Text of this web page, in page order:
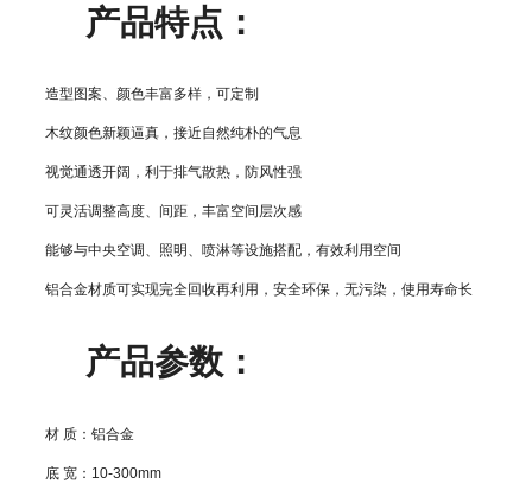
产品特点：
造型图案、颜色丰富多样，可定制
木纹颜色新颖逼真，接近自然纯朴的气息
视觉通透开阔，利于排气散热，防风性强
可灵活调整高度、间距，丰富空间层次感
能够与中央空调、照明、喷淋等设施搭配，有效利用空间
铝合金材质可实现完全回收再利用，安全环保，无污染，使用寿命长
产品参数：
材 质：铝合金
底 宽：10-300mm